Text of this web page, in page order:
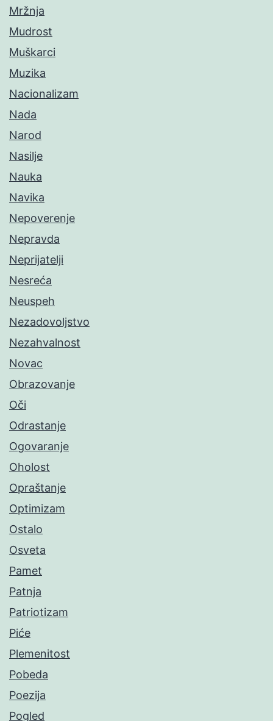
Mržnja
Mudrost
Muškarci
Muzika
Nacionalizam
Nada
Narod
Nasilje
Nauka
Navika
Nepoverenje
Nepravda
Neprijatelji
Nesreća
Neuspeh
Nezadovoljstvo
Nezahvalnost
Novac
Obrazovanje
Oči
Odrastanje
Ogovaranje
Oholost
Opraštanje
Optimizam
Ostalo
Osveta
Pamet
Patnja
Patriotizam
Piće
Plemenitost
Pobeda
Poezija
Pogled